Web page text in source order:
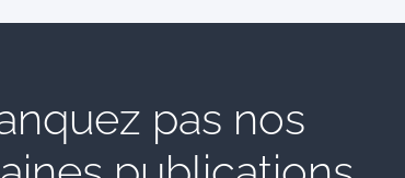
pas nos